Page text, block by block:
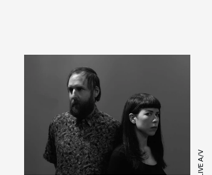
LIVE A/V